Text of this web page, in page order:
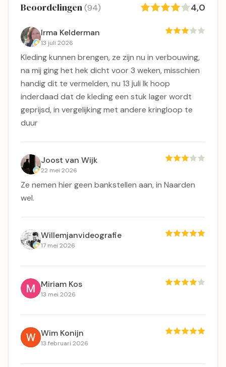
Beoordelingen(94) 4,0
Irma Kelderman
13 juli 2026
Kleding kunnen brengen, ze zijn nu in verbouwing,
na mij ging het hek dicht voor 3 weken, misschien
handig dit te vermelden, nu 13 juli Ik hoop
inderdaad dat de kleding een stuk lager wordt
geprijsd, in vergelijking met andere kringloop te
duur
Joost van Wijk
22 mei 2026
Ze nemen hier geen bankstellen aan, in Naarden
wel.
Willemjanvideografie
17 mei 2026
Miriam Kos
13 mei 2026
Wim Konijn
13 februari 2026